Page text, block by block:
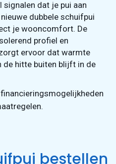
dat je pui aan
dubbele schuifpui
je wooncomfort. De
profiel en
ervoor dat warmte
de hitte buiten blijft in de
financieringsmogelijkheden
bestellen